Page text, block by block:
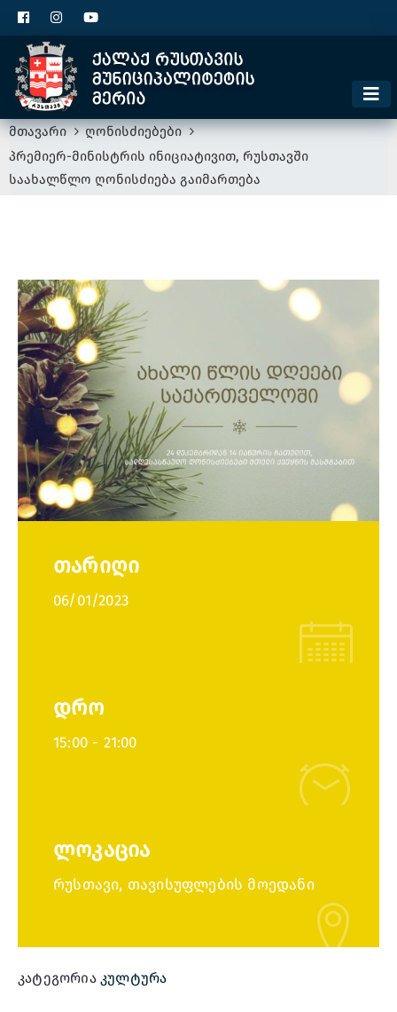
მთავარი
ღონისძიებები
პრემიერ-მინისტრის ინიციატივით, რუსთავში
საახალწლო ღონისძიება გაიმართება
თარიღი
06/01/2023
დრო
15:00 - 21:00
ლოკაცია
რუსთავი, თავისუფლების მოედანი
კატეგორია კულტურა